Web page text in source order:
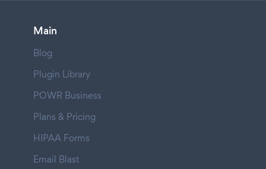
Main
Blog
Plugin Library
POWR Business
Plans & Pricing
HIPAA Forms
Email Blast